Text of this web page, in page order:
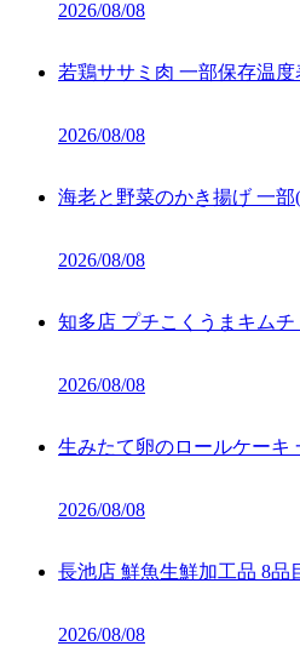
2026/08/08
若鶏ササミ肉 一部保存温度
2026/08/08
海老と野菜のかき揚げ 一
2026/08/08
知多店 プチこくうまキム
2026/08/08
生みたて卵のロールケーキ
2026/08/08
長池店 鮮魚生鮮加工品 8品
2026/08/08